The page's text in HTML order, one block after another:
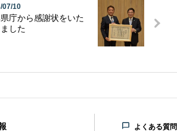
07/10
庁から感謝状をいた
した
よくある質問